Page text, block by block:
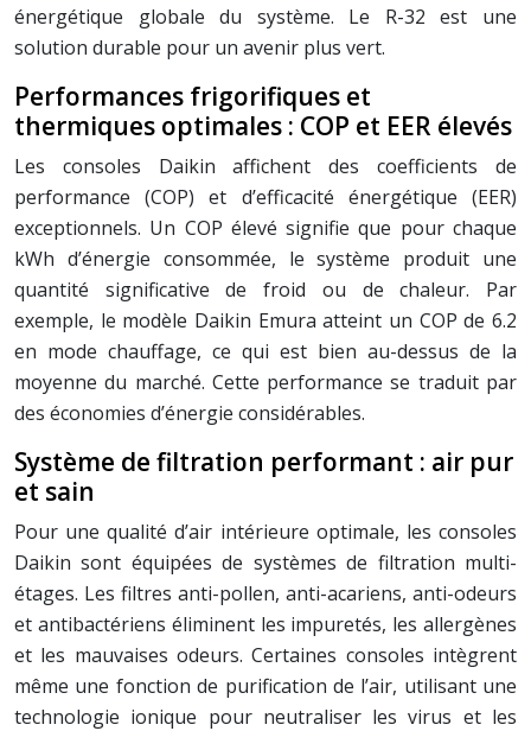
énergétique globale du système. Le R-32 est une
solution durable pour un avenir plus vert.
Performances frigorifiques et
thermiques optimales : COP et EER élevés
Les consoles Daikin affichent des coefficients de
performance (COP) et d’efficacité énergétique (EER)
exceptionnels. Un COP élevé signifie que pour chaque
kWh d’énergie consommée, le système produit une
quantité significative de froid ou de chaleur. Par
exemple, le modèle Daikin Emura atteint un COP de 6.2
en mode chauffage, ce qui est bien au-dessus de la
moyenne du marché. Cette performance se traduit par
des économies d’énergie considérables.
Système de filtration performant : air pur
et sain
Pour une qualité d’air intérieure optimale, les consoles
Daikin sont équipées de systèmes de filtration multi-
étages. Les filtres anti-pollen, anti-acariens, anti-odeurs
et antibactériens éliminent les impuretés, les allergènes
et les mauvaises odeurs. Certaines consoles intègrent
même une fonction de purification de l’air, utilisant une
technologie ionique pour neutraliser les virus et les